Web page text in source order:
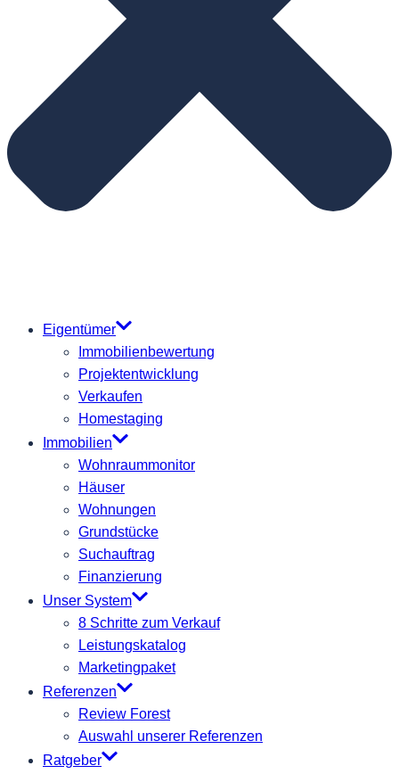
Eigentümer
Immobilienbewertung
Projektentwicklung
Verkaufen
Homestaging
Immobilien
Wohnraummonitor
Häuser
Wohnungen
Grundstücke
Suchauftrag
Finanzierung
Unser System
8 Schritte zum Verkauf
Leistungskatalog
Marketingpaket
Referenzen
Review Forest
Auswahl unserer Referenzen
Ratgeber